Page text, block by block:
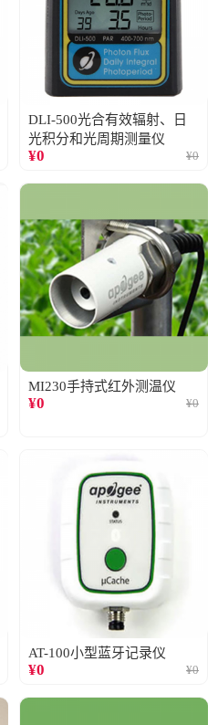
DLI-500光合有效辐射、日
光积分和光周期测量仪
¥0 ¥0
MI230手持式红外测温仪
¥0 ¥0
AT-100小型蓝牙记录仪
¥0 ¥0